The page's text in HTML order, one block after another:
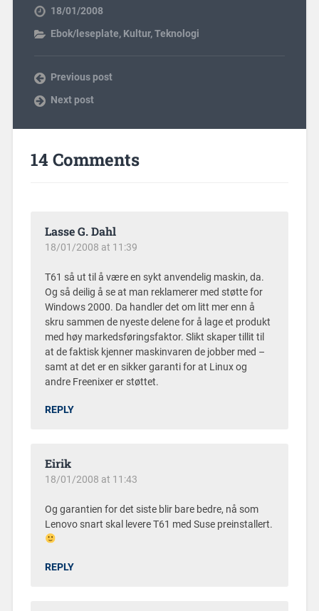
18/01/2008
Ebok/leseplate, Kultur,Teknologi
Previous post
Next post
14 Comments
Lasse G. Dahl
18/01/2008 at 11:39
T61 så ut til å være en sykt anvendelig maskin, da.
Og så deilig å se at man reklamerer med støtte for
Windows 2000. Da handler det om litt mer enn å
skru sammen de nyeste delene for å lage et produkt
med høy markedsføringsfaktor. Slikt skaper tillit til
at de faktisk kjenner maskinvaren de jobber med –
samt at det er en sikker garanti for at Linux og
andre Freenixer er støttet.
REPLY
Eirik
18/01/2008 at 11:43
Og garantien for det siste blir bare bedre, nå som
Lenovo snart skal levere T61 med Suse preinstallert.
REPLY